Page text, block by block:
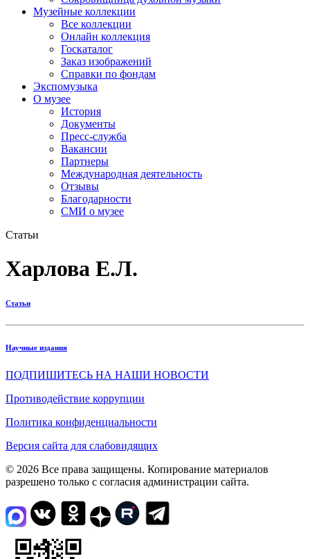
Музейные коллекции
Все коллекции
Онлайн коллекция
Госкаталог
Заказ изображений
Справки по фондам
Экспомузыка
О музее
История
Документы
Пресс-служба
Вакансии
Партнеры
Международная деятельность
Отзывы
Благодарности
СМИ о музее
Статьи
Харлова Е.Л.
Статьи
Научные издания
ПОДПИШИТЕСЬ НА НАШИ НОВОСТИ
Противодействие коррупции
Политика конфиденциальности
Версия сайта для слабовидящих
© 2026 Все права защищены. Копирование материалов
разрешено только с согласия администрации сайта.